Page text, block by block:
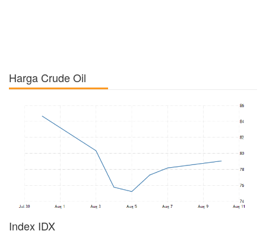
Harga Crude Oil
Index IDX